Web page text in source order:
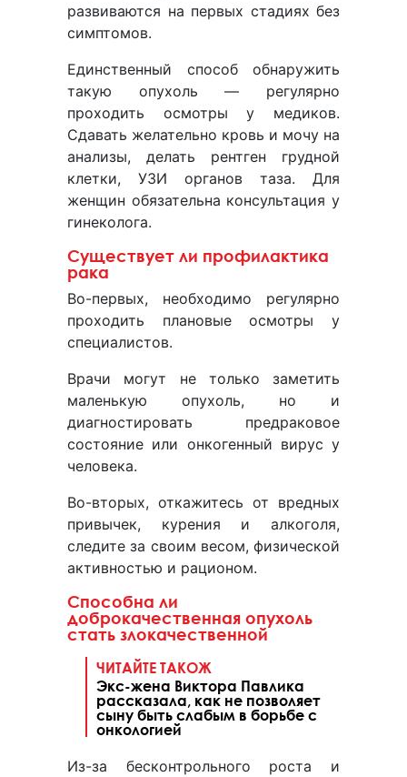
развиваются на первых стадиях без
симптомов.
Единственный способ обнаружить
такую опухоль — регулярно
проходить осмотры у медиков.
Сдавать желательно кровь и мочу на
анализы, делать рентген грудной
клетки, УЗИ органов таза. Для
женщин обязательна консультация у
гинеколога.
Существует ли профилактика
рака
Во-первых, необходимо регулярно
проходить плановые осмотры у
специалистов.
Врачи могут не только заметить
маленькую опухоль, но и
диагностировать предраковое
состояние или онкогенный вирус у
человека.
Во-вторых, откажитесь от вредных
привычек, курения и алкоголя,
следите за своим весом, физической
активностью и рационом.
Способна ли
доброкачественная опухоль
стать злокачественной
ЧИТАЙТЕ ТАКОЖ
Экс-жена Виктора Павлика
рассказала, как не позволяет
сыну быть слабым в борьбе с
онкологией
Из-за бесконтрольного роста и